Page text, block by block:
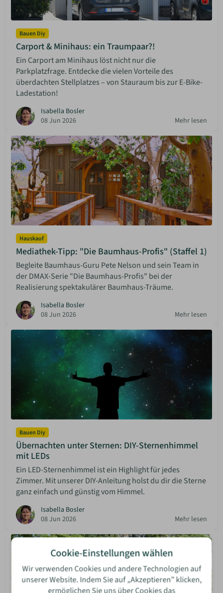
Bauen Diy
Carport & Minihaus: ein Traumpaar?!
Ein Carport am Minihaus löst nicht nur die
Parkplatzfrage. Entdecke die vielen Vorteile des
überdachten Stellplatzes – von Stauraum bis zur E-Bike-
Ladestation!
Isabella Bosler
08 Jun 2026
Mehr lesen
Hauskauf
Mediathek-Tipp: "Die Baumhaus-Profis" (Staffel 1)
Begleite Baumhaus-Guru Pete Nelson und sein Team in
der DMAX-Serie "Die Baumhaus-Profis" bei der
Realisierung spektakulärer Baumhaus-Träume.
Isabella Bosler
08 Jun 2026
Mehr lesen
Bauen Diy
Übernachten unter Sternen: DIY-Sternenhimmel
mit LEDs
Ein LED-Sternenhimmel ist ein Highlight für jedes
Zimmer. Mit unserer DIY-Anleitung holst du dir die Sterne
ganz einfach und günstig vom Himmel.
Isabella Bosler
08 Jun 2026
Mehr lesen
Cookie-Einstellungen wählen
Wir verwenden Cookies und andere Technologien auf
unserer Website. Indem Sie auf „Akzeptieren” klicken,
ermöglichen Sie uns über Cookies das